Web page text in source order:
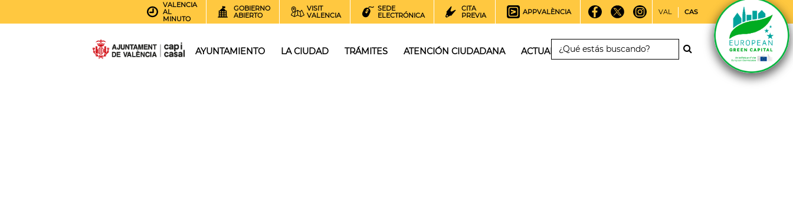
VALENCIA
AL
MINUTO
GOBIERNO
ABIERTO
VISIT
VALENCIA
SEDE
ELECTRÓNICA
CITA
PREVIA
APPVALÈNCIA VAL CAS
AYUNTAMIENTO LA CIUDAD TRÁMITES ATENCIÓN CIUDADANA ACTUALIDAD